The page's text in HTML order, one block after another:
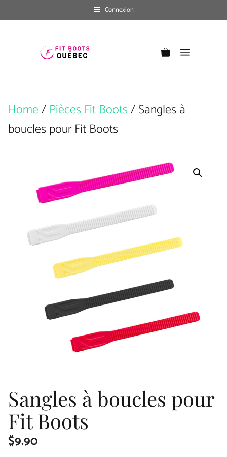
Connexion
Menu
Home/ Pièces Fit Boots/ Sangles à
boucles pour Fit Boots
Sangles à boucles pour
Fit Boots
$9.90